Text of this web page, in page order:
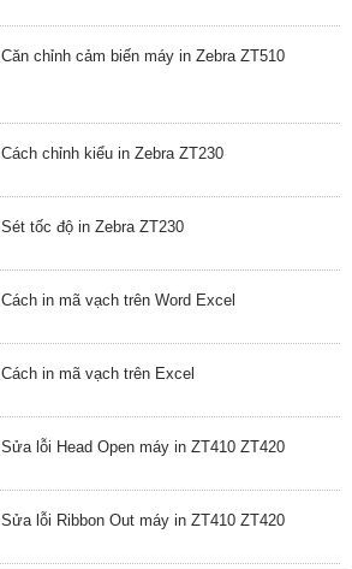
Căn chỉnh cảm biến máy in Zebra ZT510
Cách chỉnh kiểu in Zebra ZT230
Sét tốc độ in Zebra ZT230
Cách in mã vạch trên Word Excel
Cách in mã vạch trên Excel
Sửa lỗi Head Open máy in ZT410 ZT420
Sửa lỗi Ribbon Out máy in ZT410 ZT420